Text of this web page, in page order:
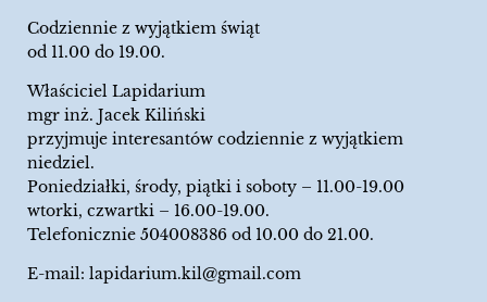
Codziennie z wyjątkiem świąt
od 11.00 do 19.00.
Właściciel Lapidarium
mgr inż. Jacek Kiliński
przyjmuje interesantów codziennie z wyjątkiem
niedziel.
Poniedziałki, środy, piątki i soboty – 11.00-19.00
wtorki, czwartki – 16.00-19.00.
Telefonicznie 504008386 od 10.00 do 21.00.
E-mail: lapidarium.kil@gmail.com